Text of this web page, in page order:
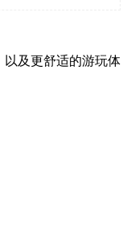
以及更舒适的游玩体